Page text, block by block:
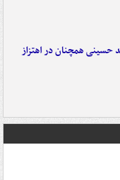
حسینی همچنان در اهتزاز